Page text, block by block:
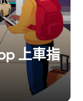
上車指